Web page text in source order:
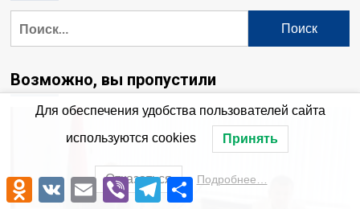
Возможно, вы пропустили
Odnoklassniki
VK EmailViberTelegramОтправить
Для обеспечения удобства пользователей сайта
используются cookies Принять
Отказаться Подробнее…